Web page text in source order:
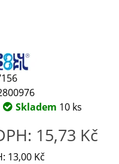
Skladem 10 ks
15,73 Kč
13,00 Kč